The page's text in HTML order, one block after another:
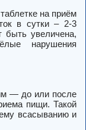
на приём
в сутки – 2-3
быть увеличена,
нарушения
— до или после
пищи. Такой
всасыванию и